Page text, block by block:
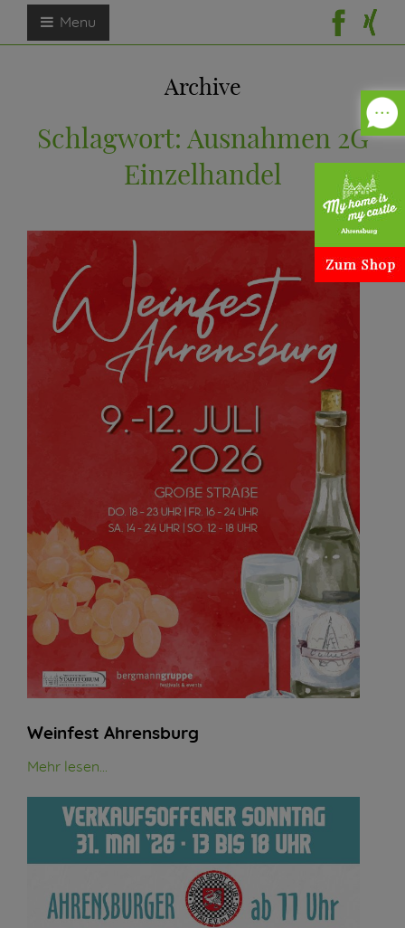
Menu
Archive
Schlagwort: Ausnahmen 2G
Einzelhandel
Weinfest Ahrensburg
Mehr lesen...